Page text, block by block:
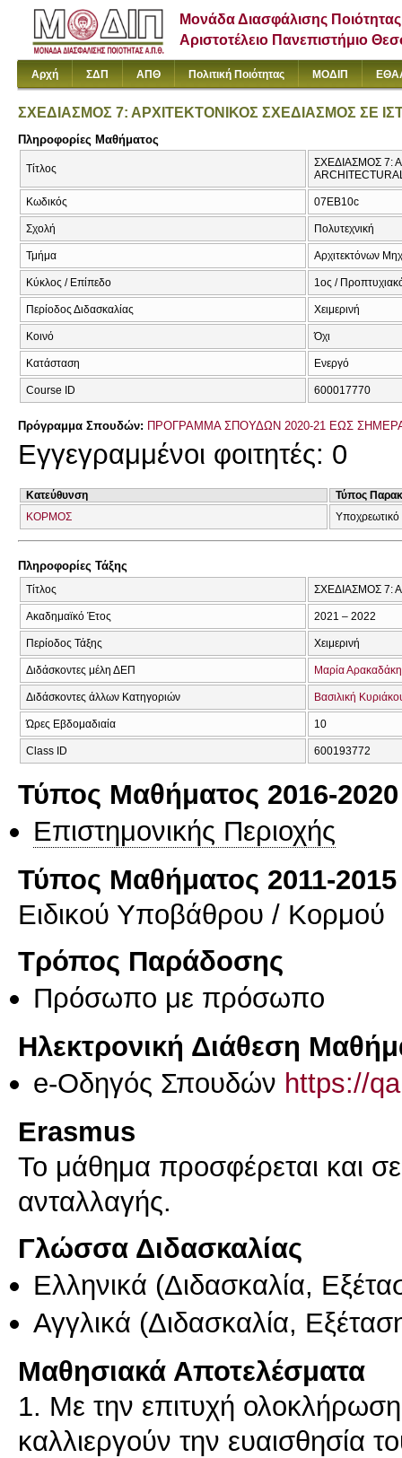
Μονάδα Διασφάλισης Ποιότητας
Αριστοτέλειο Πανεπιστήμιο
Αρχή ΣΔΠ ΑΠΘ Πολιτική Ποιότητας ΜΟΔΙΠ
ΣΧΕΔΙΑΣΜΟΣ 7: ΑΡΧΙΤΕΚΤΟΝΙΚΟΣ ΣΧΕΔΙΑΣΜΟΣ ΣΕ
Πληροφορίες Μαθήματος
Τίτλος
ΣΧΕΔΙΑΣΜΟΣ 7:
Κωδικός 07EB10c
Σχολή Πολυτεχνική
Τμήμα Αρχιτεκτόνων
Κύκλος / Επίπεδο 1ος /
Περίοδος Διδασκαλίας Χειμερινή
Κοινό Όχι
Κατάσταση Ενεργό
Course ID 600017770
Πρόγραμμα Σπουδών: ΠΡΟΓΡΑΜΜΑ ΣΠΟΥΔΩΝ 2020-21 ΕΩΣ
Εγγεγραμμένοι φοιτητές: 0
Κατεύθυνση
Τύπος
ΚΟΡΜΟΣ
Πληροφορίες Τάξης
Τίτλος ΣΧΕΔΙΑΣΜΟΣ 7:
Ακαδημαϊκό Έτος 2021 – 2022
Περίοδος Τάξης Χειμερινή
Διδάσκοντες μέλη ΔΕΠ Μαρία Αρακαδάκη
Διδάσκοντες άλλων Κατηγοριών Βασιλική
Ώρες Εβδομαδιαία 10
Class ID 600193772
Τύπος Μαθήματος 2016-2020
Επιστημονικής Περιοχής
Τύπος Μαθήματος 2011-2015
Ειδικού Υποβάθρου / Κορμού
Τρόπος Παράδοσης
Πρόσωπο με πρόσωπο
Ηλεκτρονική Διάθεση
e-Οδηγός Σπουδών https://
Erasmus
Το μάθημα προσφέρεται και
ανταλλαγής.
Γλώσσα Διδασκαλίας
Ελληνικά (Διδασκαλία,
Αγγλικά (Διδασκαλία,
Μαθησιακά Αποτελέσματα
1. Με την επιτυχή
καλλιεργούν την ευαισθησία